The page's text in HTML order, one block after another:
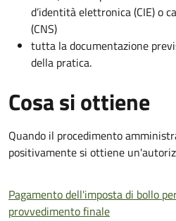
d’identità elettronica (CIE) o
(CNS)
tutta la documentazione
della pratica.
Cosa si ottiene
Quando il procedimento
positivamente si ottiene
Pagamento dell'imposta di bollo
provvedimento finale